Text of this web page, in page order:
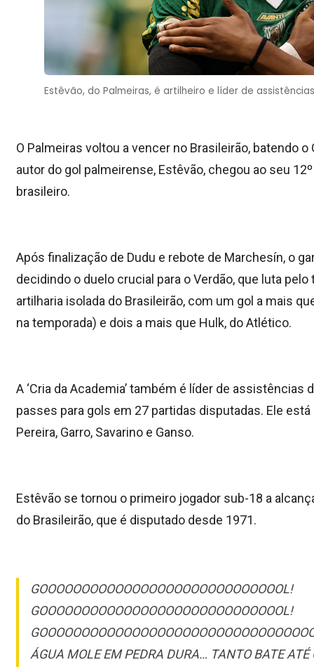
Estêvão, do Palmeiras, é artilheiro e líder de
O Palmeiras voltou a vencer no Brasileirão, batendo o
autor do gol palmeirense, Estêvão, chegou ao seu
brasileiro.
Após finalização de Dudu e rebote de Marchesín, o
decidindo o duelo crucial para o Verdão, que luta
artilharia isolada do Brasileirão, com um gol a mais
na temporada) e dois a mais que Hulk, do Atlético.
A ‘Cria da Academia’ também é líder de
passes para gols em 27 partidas disputadas. Ele
Pereira, Garro, Savarino e Ganso.
Estêvão se tornou o primeiro jogador sub-18 a
do Brasileirão, que é disputado desde 1971.
GOOOOOOOOOOOOOOOOOOOOOOOOOOOOOL!
GOOOOOOOOOOOOOOOOOOOOOOOOOOOOOL!
ÁGUA MOLE EM PEDRA DURA… TANTO BATE ATÉ